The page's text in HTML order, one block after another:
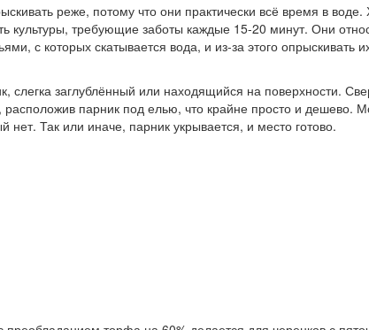
реже, потому что они практически всё время в
культуры, требующие заботы каждые 15-20 минут. Они
с которых скатывается вода, и из-за этого опрыскивать
заглублённый или находящийся на поверхности.
парник под елью, что крайне просто и дешево.
нет. Так или иначе, парник укрывается, и место готово.